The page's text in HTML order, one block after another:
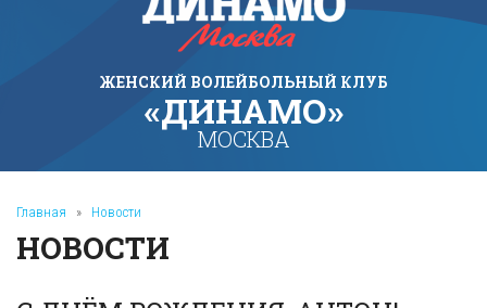
ЖЕНСКИЙ ВОЛЕЙБОЛЬНЫЙ КЛУБ
«ДИНАМО»
МОСКВА
Главная » Новости
НОВОСТИ